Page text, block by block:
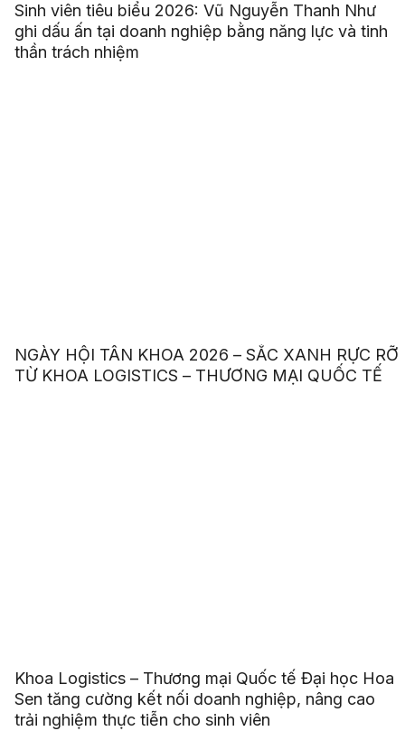
Sinh viên tiêu biểu 2026: Vũ Nguyễn Thanh Như
ghi dấu ấn tại doanh nghiệp bằng năng lực và tinh
thần trách nhiệm
NGÀY HỘI TÂN KHOA 2026 – SẮC XANH RỰC RỠ
TỪ KHOA LOGISTICS – THƯƠNG MẠI QUỐC TẾ
Khoa Logistics – Thương mại Quốc tế Đại học Hoa
Sen tăng cường kết nối doanh nghiệp, nâng cao
trải nghiệm thực tiễn cho sinh viên